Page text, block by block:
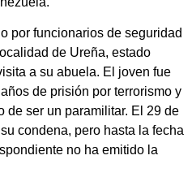
por funcionarios de seguridad
de Ureña, estado
a su abuela. El joven fue
de prisión por terrorismo y
de ser un paramilitar. El 29 de
condena, pero hasta la fecha
no ha emitido la